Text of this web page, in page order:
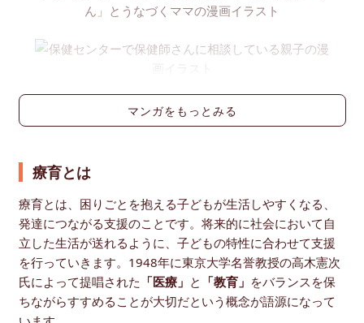
マンガをもっとみる
療育とは
療育とは、困りごとを抱える子どもが生活しやすくなる、
発達につながる支援のことです。将来的に社会において自
立した生活が送れるように、子どもの特性に合わせて支援
を行っていきます。1948年に東京大学名誉教授の高木憲次
氏によって提唱された 「医療」 と 「教育」 をバランスを保
ちながらすすめることが大切だという概念が語源になって